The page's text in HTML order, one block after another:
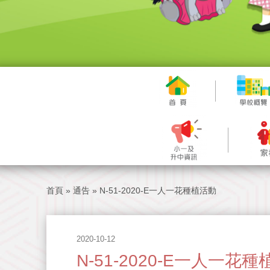
首頁 » 通告 » N-51-2020-E一人一花種植活動
2020-10-12
N-51-2020-E一人一花種